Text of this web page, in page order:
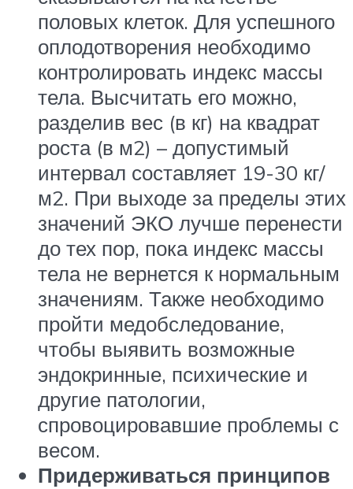
половых клеток. Для успешного
оплодотворения необходимо
контролировать индекс массы
тела. Высчитать его можно,
разделив вес (в кг) на квадрат
роста (в м2) – допустимый
интервал составляет 19-30 кг/
м2. При выходе за пределы этих
значений ЭКО лучше перенести
до тех пор, пока индекс массы
тела не вернется к нормальным
значениям. Также необходимо
пройти медобследование,
чтобы выявить возможные
эндокринные, психические и
другие патологии,
спровоцировавшие проблемы с
весом.
Придерживаться принципов